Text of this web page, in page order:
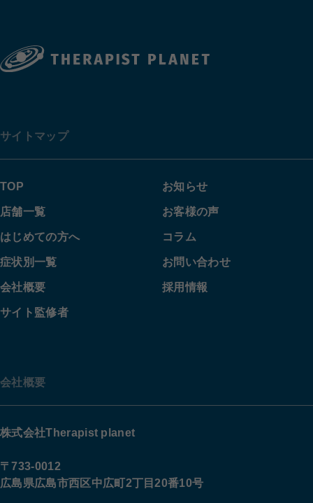
サイトマップ
TOP
店舗一覧
はじめての方へ
症状別一覧
会社概要
サイト監修者
お知らせ
お客様の声
コラム
お問い合わせ
採用情報
会社概要
株式会社Therapist planet
〒733-0012
広島県広島市西区中広町2丁目20番10号